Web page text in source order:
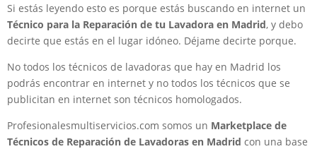
Si estás leyendo esto es porque estás buscando en internet un
Técnico para la Reparación de tu Lavadora en Madrid, y debo
decirte que estás en el lugar idóneo. Déjame decirte porque.
No todos los técnicos de lavadoras que hay en Madrid los
podrás encontrar en internet y no todos los técnicos que se
publicitan en internet son técnicos homologados.
Profesionalesmultiservicios.com somos un Marketplace de
Técnicos de Reparación de Lavadoras en Madrid con una base